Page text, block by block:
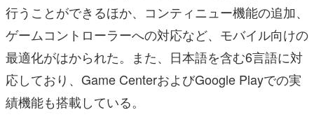
行うことができるほか、コンティニュー機能の追加、
ゲームコントローラーへの対応など、モバイル向けの
最適化がはかられた。また、日本語を含む6言語に対
応しており、Game CenterおよびGoogle Playでの実
績機能も搭載している。